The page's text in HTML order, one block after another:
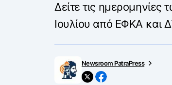
Δείτε τις
Ιουλίου από ΕΦΚΑ και
Newsroom PatraPress